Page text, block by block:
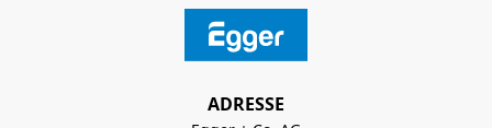
ADRESSE